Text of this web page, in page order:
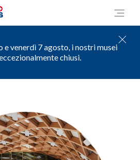
venerdì 7 agosto, i nostri musei
chiusi.